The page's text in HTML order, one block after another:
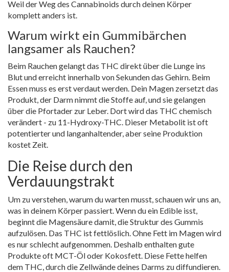
Weil der Weg des Cannabinoids durch deinen Körper
komplett anders ist.
Warum wirkt ein Gummibärchen
langsamer als Rauchen?
Beim Rauchen gelangt das THC direkt über die Lunge ins
Blut und erreicht innerhalb von Sekunden das Gehirn. Beim
Essen muss es erst verdaut werden. Dein Magen zersetzt das
Produkt, der Darm nimmt die Stoffe auf, und sie gelangen
über die Pfortader zur Leber. Dort wird das THC chemisch
verändert - zu 11-Hydroxy-THC. Dieser Metabolit ist oft
potentierter und langanhaltender, aber seine Produktion
kostet Zeit.
Die Reise durch den
Verdauungstrakt
Um zu verstehen, warum du warten musst, schauen wir uns an,
was in deinem Körper passiert. Wenn du ein Edible isst,
beginnt die Magensäure damit, die Struktur des Gummis
aufzulösen. Das THC ist fettlöslich. Ohne Fett im Magen wird
es nur schlecht aufgenommen. Deshalb enthalten gute
Produkte oft MCT-Öl oder Kokosfett. Diese Fette helfen
dem THC, durch die Zellwände deines Darms zu diffundieren.